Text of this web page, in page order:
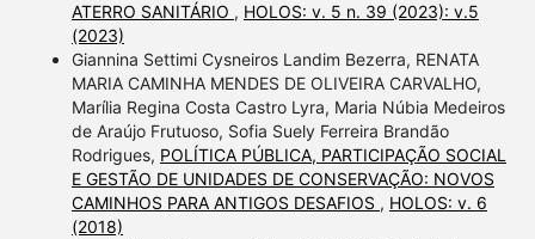
ATERRO SANITÁRIO , HOLOS: v. 5 n. 39 (2023): v.5
(2023)
Giannina Settimi Cysneiros Landim Bezerra, RENATA
MARIA CAMINHA MENDES DE OLIVEIRA CARVALHO,
Marília Regina Costa Castro Lyra, Maria Núbia Medeiros
de Araújo Frutuoso, Sofia Suely Ferreira Brandão
Rodrigues, POLÍTICA PÚBLICA, PARTICIPAÇÃO SOCIAL
E GESTÃO DE UNIDADES DE CONSERVAÇÃO: NOVOS
CAMINHOS PARA ANTIGOS DESAFIOS , HOLOS: v. 6
(2018)